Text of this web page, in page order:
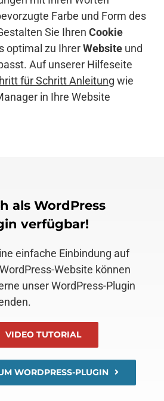
Farbe und Form des
Sie Ihren Cookie
optimal zu IhrerWebsite und
Auf unserer Hilfeseite
für Schritt Anleitung wie
in Ihre Website
als WordPress
verfügbar!
einfache Einbindung auf
Website können
unser WordPress-Plugin
VIDEO TUTORIAL
WORDPRESS-PLUGIN